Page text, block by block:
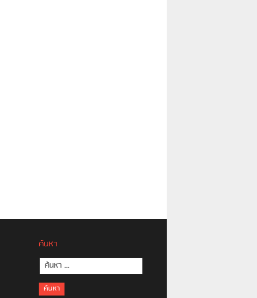
ค้นหา
ค้นหา
สำหรับ: